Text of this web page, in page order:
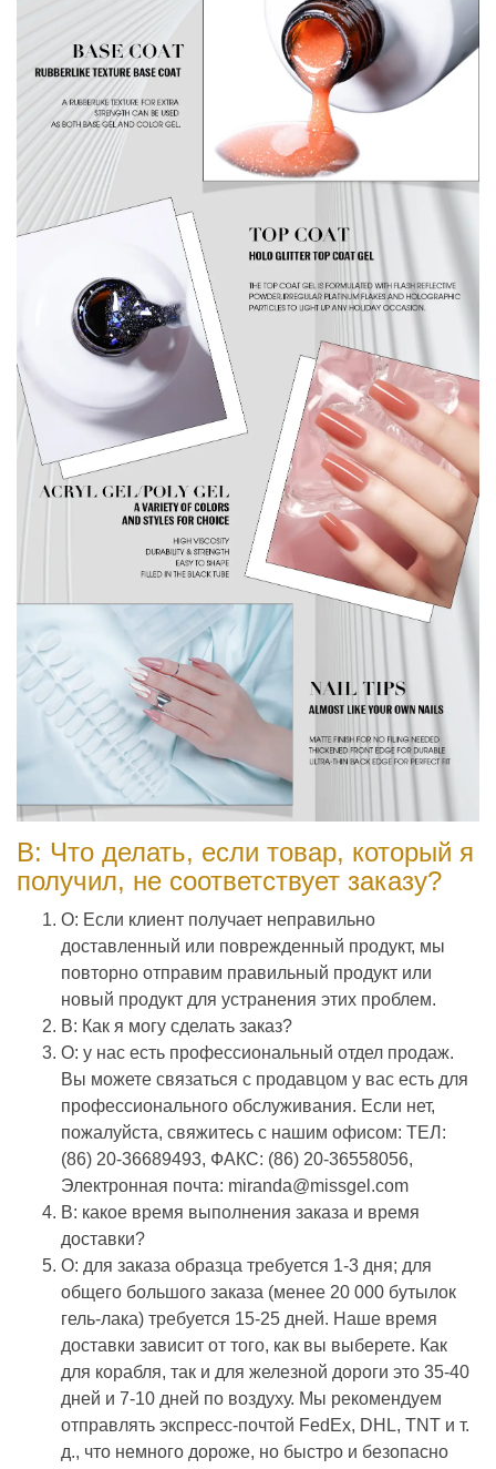
В: Что делать, если товар, который я
получил, не соответствует заказу?
О: Если клиент получает неправильно
доставленный или поврежденный продукт, мы
повторно отправим правильный продукт или
новый продукт для устранения этих проблем.
В: Как я могу сделать заказ?
О: у нас есть профессиональный отдел продаж.
Вы можете связаться с продавцом у вас есть для
профессионального обслуживания. Если нет,
пожалуйста, свяжитесь с нашим офисом: ТЕЛ:
(86) 20-36689493, ФАКС: (86) 20-36558056,
Электронная почта: miranda@missgel.com
В: какое время выполнения заказа и время
доставки?
О: для заказа образца требуется 1-3 дня; для
общего большого заказа (менее 20 000 бутылок
гель-лака) требуется 15-25 дней. Наше время
доставки зависит от того, как вы выберете. Как
для корабля, так и для железной дороги это 35-40
дней и 7-10 дней по воздуху. Мы рекомендуем
отправлять экспресс-почтой FedEx, DHL, TNT и т.
д., что немного дороже, но быстро и безопасно